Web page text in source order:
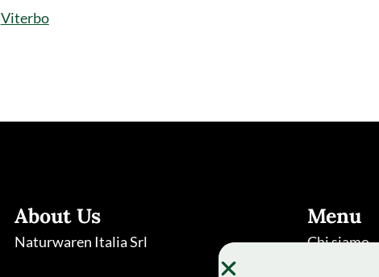
Viterbo
About Us
Naturwaren Italia Srl
Menu
Chi siamo